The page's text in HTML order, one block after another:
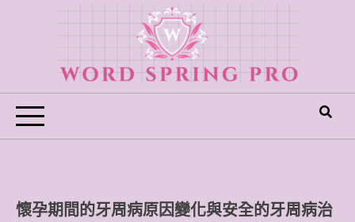
Word Spring Pro
懷孕期間的牙周病原因變化與安全的牙周病治